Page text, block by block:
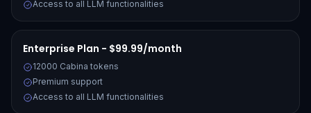
Access to all LLM functionalities
Enterprise Plan - $99.99/month
12000 Cabina tokens
Premium support
Access to all LLM functionalities